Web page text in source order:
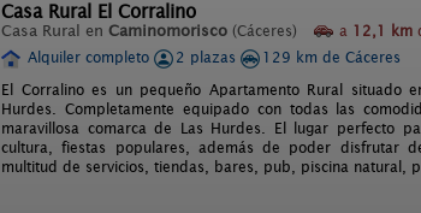
Casa Rural El Corralino
Casa Rural en Caminomorisco (Cáceres) a 12,1 km
Alquiler completo
2 plazas
129 km de Cáceres
El Corralino es un pequeño Apartamento Rural situado
Hurdes. Completamente equipado con todas las
maravillosa comarca de Las Hurdes. El lugar perfecto
cultura, fiestas populares, además de poder disfrutar
multitud de servicios, tiendas, bares, pub, piscina natural,